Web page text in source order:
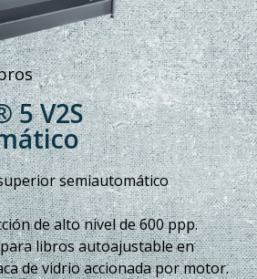
5 V2S
semiautomático
de alto nivel de 600 ppp.
libros autoajustable en
de vidrio accionada por motor.